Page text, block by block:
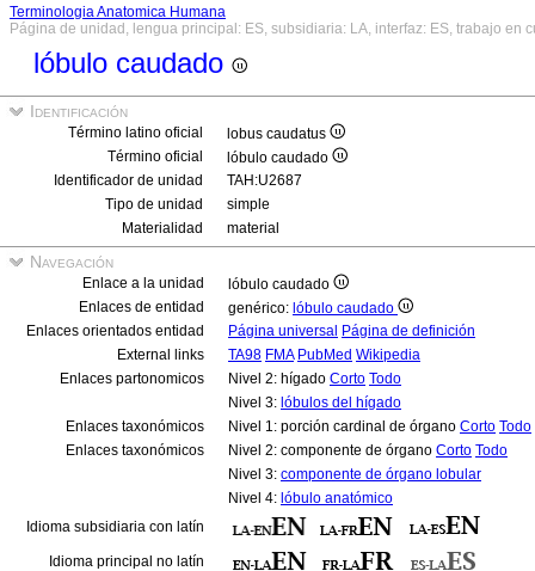
Terminologia Anatomica Humana
Página de unidad, lengua principal: ES, subsidiaria: LA, interfaz: ES, trabajo en
lóbulo caudado
Identificación
Término latino oficial
lobus caudatus
Término oficial
lóbulo caudado
Identificador de unidad
TAH:U2687
Tipo de unidad
simple
Materialidad
material
Navegación
Enlace a la unidad
lóbulo caudado
Enlaces de entidad
genérico: lóbulo caudado
Enlaces orientados entidad
Página universal Página de definición
External links
TA98 FMA PubMed Wikipedia
Enlaces partonomicos
Nivel 2: hígado Corto Todo
Nivel 3: lóbulos del hígado
Enlaces taxonómicos
Nivel 1: porción cardinal de órgano Corto Todo
Enlaces taxonómicos
Nivel 2: componente de órgano Corto Todo
Nivel 3: componente de órgano lobular
Nivel 4: lóbulo anatómico
Idioma subsidiaria con latín
Idioma principal no latín